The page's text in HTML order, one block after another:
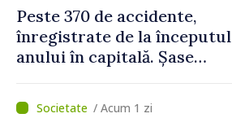
Peste 370 de accidente,
înregistrate de la începutul
anului în capitală. Șase
/ Acum 1 zi